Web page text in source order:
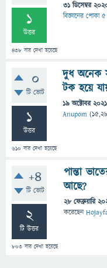
1
উত্তর
438 বার দেখা হয়েছে
31 ডিসেম্বর
বিজ্ঞানের পোকা ৫
0
টি ভোট
1
উত্তর
610 বার দেখা হয়েছে
দুধ অনেক
টক হয়ে
19 অক্টোবর 2021
Anupom (
+4
টি ভোট
2
টি উত্তর
803 বার দেখা হয়েছে
পান্তা
আছে?
28 ফেব্রুয়ারি
করেছেন